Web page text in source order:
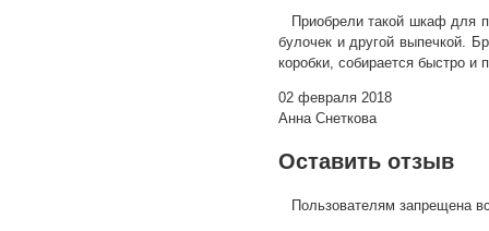
Приобрели такой шкаф для
булочек и другой выпечкой.
коробки, собирается быстро и
02 февраля 2018
Анна Снеткова
Оставить отзыв
Пользователям запрещена